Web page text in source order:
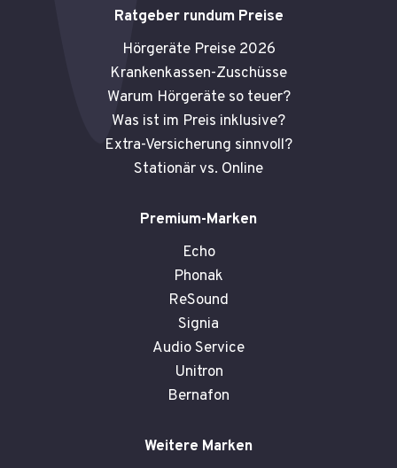
Ratgeber rundum Preise
Hörgeräte Preise 2026
Krankenkassen-Zuschüsse
Warum Hörgeräte so teuer?
Was ist im Preis inklusive?
Extra-Versicherung sinnvoll?
Stationär vs. Online
Premium-Marken
Echo
Phonak
ReSound
Signia
Audio Service
Unitron
Bernafon
Weitere Marken